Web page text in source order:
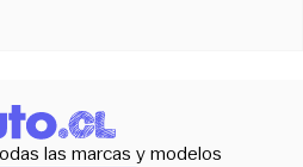
las marcas y modelos